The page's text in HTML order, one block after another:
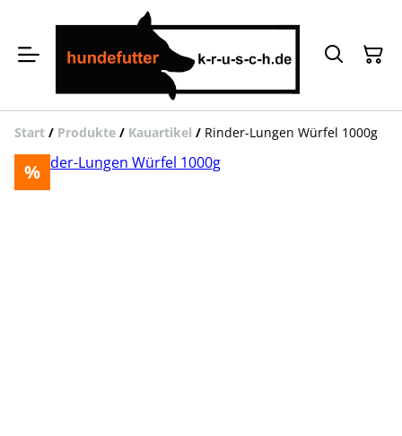
Start / Produkte / Kauartikel / Rinder-Lungen Würfel 1000g
%